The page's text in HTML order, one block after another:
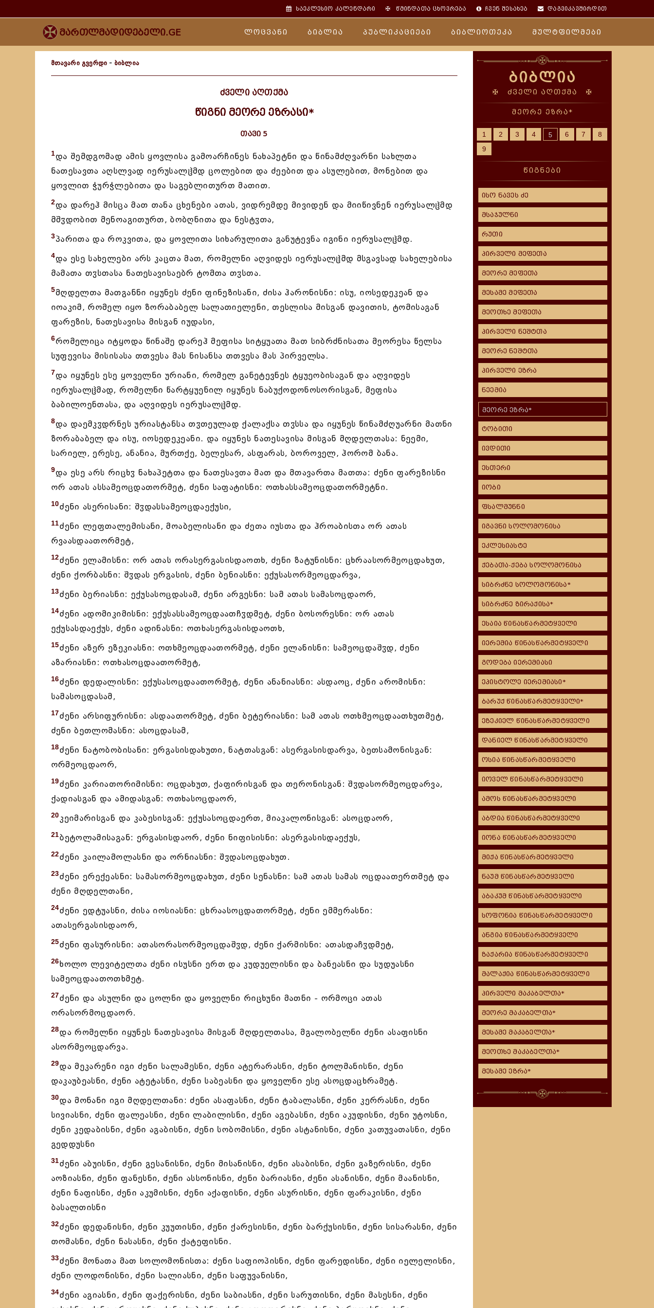
საეკლესიო კალენდარი ✠წმინდათა ცხოვრება ჩვენ შესახებ დაგვიკავშირდით
მართლმადიდებელი.GE ლოცვანი ბიბლია პუბლიკაციები ბიბლიოთეკა მულტფილმები
მთავარი გვერდი - ბიბლია
ძველი აღთქმა
წიგნი მეორე ეზრასი*
თავი 5
1და შემდგომად ამის ყოვლისა გამოარჩინეს ნახაპეტნი და წინამძღვარნი სახლთა
ნათესავთა აღსლვად იერუსალჱმდ ცოლებით და ძეებით და ასულებით, მონებით და
ყოვლით ჭურჭლებითა და საგებლითურთ მათით.
2და დარეჰ მისცა მათ თანა ცხენები ათას, ვიდრემდე მივიდენ და მიიწივნენ იერუსალჱმდ
მშჳდობით მენოაგითურთ, ბობღნითა და ნესტჳთა,
3პარითა და როკვითა, და ყოვლითა სიხარულითა განუტევნა იგინი იერუსალჱმდ.
4და ესე სახელები არს კაცთა მათ, რომელნი აღვიდეს იერუსალჱმდ მსგავსად სახელებისა
მამათა თჳსთასა ნათესავისაებრ ტომთა თჳსთა.
5მღდელთა მათგანნი იყუნეს ძენი ფინეზისანი, ძისა ჰარონისნი: ისუ, იოსედეკეან და
იოაკიმ, რომელ იყო ზორაბაბელ სალათიელენი, თესლისა მისგან დავითის, ტომისაგან
ფარეზის, ნათესავისა მისგან იუდასი,
6რომელიცა იტყოდა წინაშე დარეჰ მეფისა სიტყუათა მათ სიბრძნისათა მეორესა წელსა
სუფევისა მისისასა თთვესა მას ნისანსა თთვესა მას პირველსა.
7და იყუნეს ესე ყოველნი ურიანი, რომელ განეტევნეს ტყუეობისაგან და აღვიდეს
იერუსალჱმად, რომელნი წარტყუენილ იყუნეს ნაბუქოდონოსორისგან, მეფისა
ბაბილოენთასა, და აღვიდეს იერუსალჱმდ.
8და დაემკჳდრნეს ურიასტანსა თჳთეულად ქალაქსა თჳსსა და იყუნეს წინამძღუარნი მათნი
ზორაბაბელ და ისუ, იოსედეკეანი. და იყუნეს ნათესავისა მისგან მღდელთასა: ნეემი,
სარიელ, ერესე, ანანია, მურთქე, ბელესარ, ასფარას, ბოროველ, ჰორომ ბანა.
9და ესე არს რიცხჳ ნახაპეტთა და ნათესავთა მათ და მთავართა მათთა: ძენი ფარეზისნი
ორ ათას ასსამეოცდათორმეტ, ძენი საფატისნი: ოთხასსამეოცდათორმეტნი.
10ძენი ასერისანი: შჳდასსამეოცდაექუსი,
11ძენი ლეფთალემისანი, მოაბელისანი და ძეთა იუსთა და ჰროაბისთა ორ ათას
რვაასდაათორმეტ,
12ძენი ელამისნი: ორ ათას ორასერგასისდაოთხ, ძენი ზატუნისნი: ცხრაასორმეოცდახუთ,
ძენი ქორბასნი: შჳდას ერგასის, ძენი ბენიასნი: ექუსასორმეოცდარვა,
13ძენი ბერიასნი: ექუსასოცდასამ, ძენი არგესნი: სამ ათას სამასოცდაორ,
14ძენი ადომიკიმისნი: ექუსასსამეოცდაათჩჳდმეტ, ძენი ბოსორესნი: ორ ათას
ექუსასდაექუს, ძენი ადინასნი: ოთხასერგასისდაოთხ,
15ძენი აზერ ეზეკიასნი: ოთხმეოცდაათორმეტ, ძენი ელანისნი: სამეოცდაშჳდ, ძენი
აზარიასნი: ოთხასოცდაათორმეტ,
16ძენი დედალისნი: ექუსასოცდაათორმეტ, ძენი ანანიასნი: ასდაოც, ძენი არომისნი:
სამასოცდასამ,
17ძენი არსიფურისნი: ასდაათორმეტ, ძენი ბეტერიასნი: სამ ათას ოთხმეოცდაათხუთმეტ,
ძენი ბეთლომასნი: ასოცდასამ,
18ძენი ნატობობისანი: ერგასისდახუთი, ნატთასგან: ასერგასისდარვა, ბეთსამონისგან:
ორმეოცდაორ,
19ძენი კარიათორიმისნი: ოცდახუთ, ქაფირისგან და თერონისგან: შჳდასორმეოცდარვა,
ქადიასგან და ამიდასგან: ოთხასოცდაორ,
20კეიმარისგან და კაბესისგან: ექუსასოცდაერთ, მიაკალონისგან: ასოცდაორ,
21ბეტოლამისაგან: ერგასისდაორ, ძენი ნიფისისნი: ასერგასისდაექუს,
22ძენი კაილამოლასნი და ორნიასნი: შჳდასოცდახუთ.
23ძენი ერექეასნი: სამასორმეოცდახუთ, ძენი სენასნი: სამ ათას სამას ოცდაათერთმეტ და
ძენი მღდელთანი,
24ძენი ედტუასნი, ძისა იოსიასნი: ცხრაასოცდათორმეტ, ძენი ემმერასნი:
ათასერგასისდაორ,
25ძენი ფასურისნი: ათასორასორმეოცდაშჳდ, ძენი ქარმისნი: ათასდაჩჳდმეტ,
26ხოლო ლევიტელთა ძენი ისუსნი ერთ და კუდუელისნი და ბანეასნი და სუდუასნი
სამეოცდაათოთხმეტ.
27ძენი და ასულნი და ცოლნი და ყოველნი რიცხუნი მათნი - ორმოცი ათას
ორასორმოცდაორ.
28და რომელნი იყუნეს ნათესავისა მისგან მღდელთასა, მგალობელნი ძენი ასაფისნი
ასორმეოცდარვა.
29და მეკარენი იგი ძენი სალამესნი, ძენი ატერარასნი, ძენი ტოლმანისნი, ძენი
დაკაუბეასნი, ძენი ატეტასნი, ძენი საბეასნი და ყოველნი ესე ასოცდაცხრამეტ.
30და მონანი იგი მღდელთანი: ძენი ასაფასნი, ძენი ტაბალასნი, ძენი კერრასნი, ძენი
სივიასნი, ძენი ფალეასნი, ძენი ლაბილისნი, ძენი აგებასნი, ძენი აკუდისნი, ძენი უტოსნი,
ძენი კედაბისნი, ძენი აგაბისნი, ძენი სობომისნი, ძენი ასტანისნი, ძენი კათუვათასნი, ძენი
გედდუსნი
31ძენი აბუისნი, ძენი გესანისნი, ძენი მისანისნი, ძენი ასაბისნი, ძენი გაზერისნი, ძენი
აოზიასნი, ძენი ფანესნი, ძენი ასსონისნი, ძენი ბარიასნი, ძენი ასანისნი, ძენი მაანისნი,
ძენი ნაფისნი, ძენი აკუმისნი, ძენი აქაფისნი, ძენი ასურისნი, ძენი ფარაკისნი, ძენი
ბასალთისნი
32ძენი დედანისნი, ძენი კუუთისნი, ძენი ქარესისნი, ძენი ბარქუსისნი, ძენი სისარასნი, ძენი
თომასნი, ძენი ნასასნი, ძენი ქატეფისნი.
33ძენი მონათა მათ სოლომონისთა: ძენი საფიოპისნი, ძენი ფარედისნი, ძენი იელელისნი,
ძენი ლოდონისნი, ძენი სალიასნი, ძენი საფუვანისნი,
34ძენი აგიასნი, ძენი ფაქერისნი, ძენი საბიასნი, ძენი სარუთისნი, ძენი მასესნი, ძენი
ბიბლია
✠ ძველი აღთქმა ✠
მეორე ეზრა*
1 2 3 4 5 6 7
8
9
წიგნები
ისო ნავეს ძე
მსაჯულნი
რუთი
პირველი მეფეთა
მეორე მეფეთა
მესამე მეფეთა
მეოთხე მეფეთა
პირველი ნეშტთა
მეორე ნეშტთა
პირველი ეზრა
ნეემია
მეორე ეზრა*
ტობითი
ივდითი
ესთერი
იობი
ფსალმუნნი
იგავნი სოლომონისა
ეკლესიასტე
ქებათა-ქება სოლომონისა
სიბრძნე სოლომონისა*
სიბრძნე ზირაქისა*
ესაია წინასწარმეტყველი
იერემია წინასწარმეტყველი
გოდება იერემიასი
ეპისტოლე იერემიასი*
ბარუქ წინასწარმეტყველი*
ეზეკიელ წინასწარმეტყველი
დანიელ წინასწარმეტყველი
ოსია წინასწარმეტყველი
იოველ წინასწარმეტყველი
ამოს წინასწარმეტყველი
აბდია წინასწარმეტყველი
იონა წინასწარმეტყველი
მიქა წინასწარმეტყველი
ნაუმ წინასწარმეტყველი
აბაკუმ წინასწარმეტყველი
სოფონია წინასწარმეტყველი
ანგია წინასწარმეტყველი
ზაქარია წინასწარმეტყველი
მალაქია წინასწარმეტყველი
პირველი მაკაბელთა*
მეორე მაკაბელთა*
მესამე მაკაბელთა*
მეოთხე მაკაბელთა*
მესამე ეზრა*